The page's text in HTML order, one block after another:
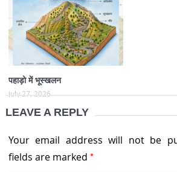
पहाड़ो में भूस्खलन
July 27, 2026
LEAVE A REPLY
Your email address will not be
fields are marked *